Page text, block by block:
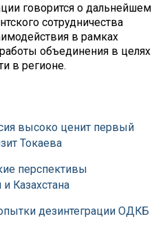
говорится о дальнейшем
сотрудничества
в рамках
объединения в целях
в регионе.
высоко ценит первый
Токаева
перспективы
Казахстана
дезинтеграции ОДКБ